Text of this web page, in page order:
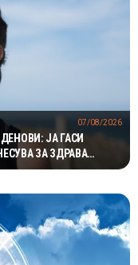
ЈА ГАСИ
ЗА ЗДРАВА
07/08/2026